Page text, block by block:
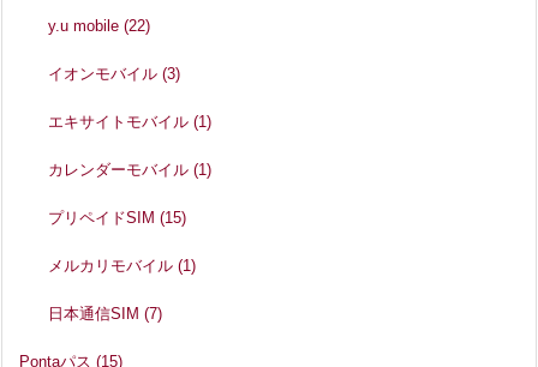
y.u mobile(22)
イオンモバイル(3)
エキサイトモバイル(1)
カレンダーモバイル(1)
プリペイドSIM(15)
メルカリモバイル(1)
日本通信SIM(7)
Pontaパス (15)